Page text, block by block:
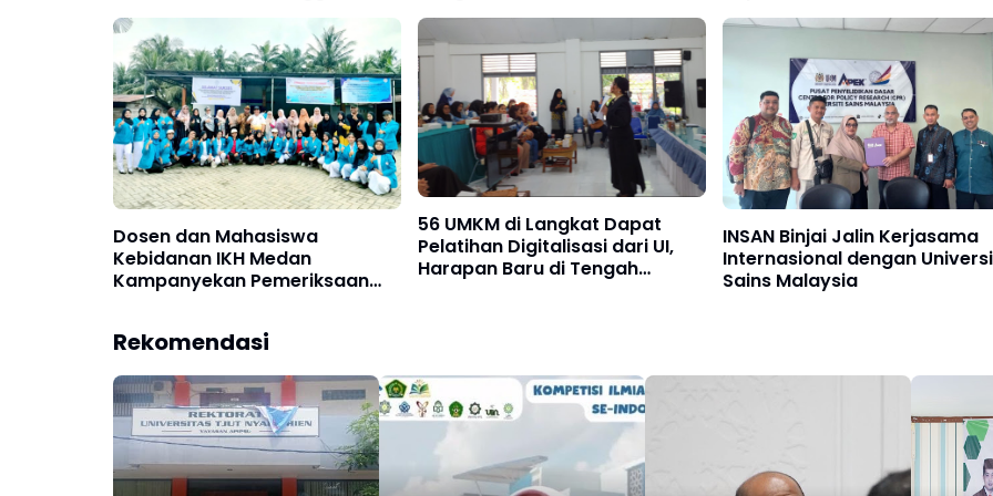
Langkat
Tingkat Nasional
Dosen dan Mahasiswa
Kebidanan IKH Medan
Kampanyekan Pemeriksaan
Brahrang
56 UMKM di Langkat Dapat
Pelatihan Digitalisasi dari UI,
Harapan Baru di Tengah
INSAN Binjai Jalin Kerjasama
Internasional dengan
Sains Malaysia
Rekomendasi